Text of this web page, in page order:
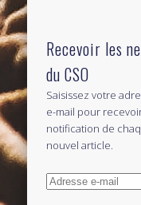
Recevoir les
du CSO
Saisissez votre
e-mail pour
notification de
nouvel article.
Adresse